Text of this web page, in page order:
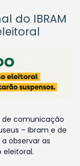
do IBRAM
de comunicação
– Ibram e de
observar as
eleitoral.